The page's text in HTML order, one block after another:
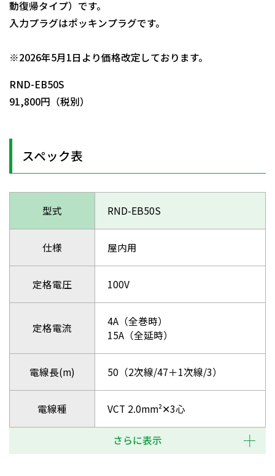
動復帰タイプ）です。
入力プラグはポッキンプラグです。
※2026年5月1日より価格改定しております。
RND-EB50S
91,800円（税別）
スペック表
型式 RND-EB50S
仕様 屋内用
定格電圧 100V
定格電流
4A（全巻時）
15A（全延時）
電線長(m) 50（2次線/47＋1次線/3）
電線種 VCT 2.0mm²✕3心
さらに表示